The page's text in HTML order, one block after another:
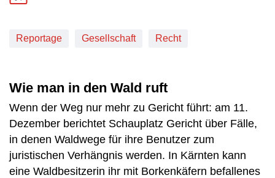
Reportage Gesellschaft Recht
Wie man in den Wald ruft
Wenn der Weg nur mehr zu Gericht führt: am 11.
Dezember berichtet Schauplatz Gericht über Fälle,
in denen Waldwege für ihre Benutzer zum
juristischen Verhängnis werden. In Kärnten kann
eine Waldbesitzerin ihr mit Borkenkäfern befallenes